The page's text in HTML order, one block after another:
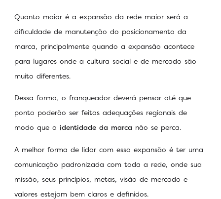
Quanto maior é a expansão da rede maior será a
dificuldade de manutenção do posicionamento da
marca, principalmente quando a expansão acontece
para lugares onde a cultura social e de mercado são
muito diferentes.
Dessa forma, o franqueador deverá pensar até que
ponto poderão ser feitas adequações regionais de
modo que a identidade da marca não se perca.
A melhor forma de lidar com essa expansão é ter uma
comunicação padronizada com toda a rede, onde sua
missão, seus princípios, metas, visão de mercado e
valores estejam bem claros e definidos.